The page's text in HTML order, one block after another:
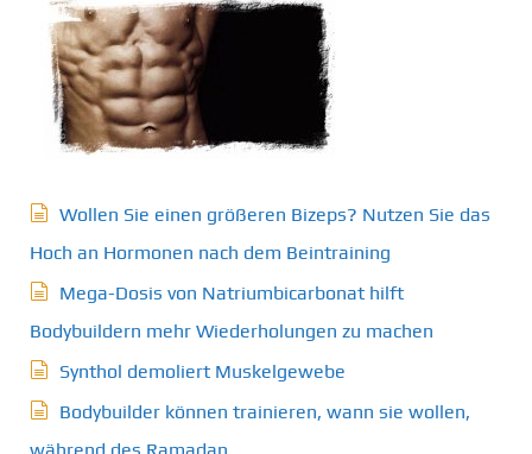
Wollen Sie einen größeren Bizeps? Nutzen Sie das
Hoch an Hormonen nach dem Beintraining
Mega-Dosis von Natriumbicarbonat hilft
Bodybuildern mehr Wiederholungen zu machen
Synthol demoliert Muskelgewebe
Bodybuilder können trainieren, wann sie wollen,